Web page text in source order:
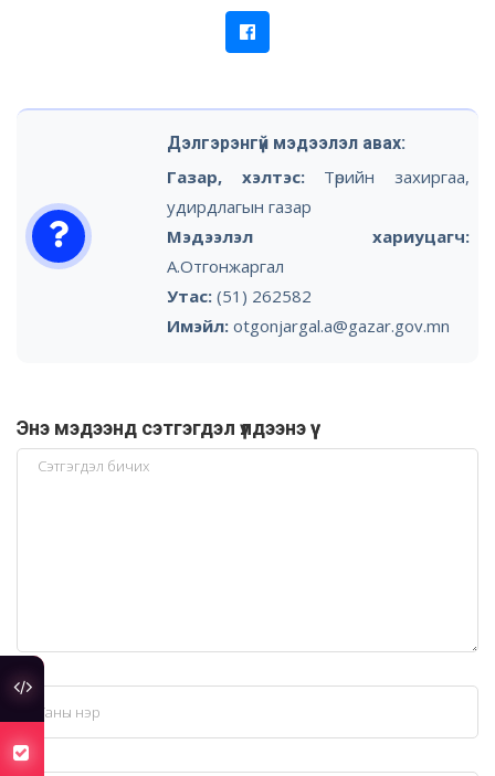
Дэлгэрэнгүй мэдээлэл авах:
Газар, хэлтэс: Төрийн захиргаа,
удирдлагын газар
Мэдээлэл хариуцагч:
А.Отгонжаргал
Утас: (51) 262582
Имэйл: otgonjargal.a@gazar.gov.mn
Энэ мэдээнд сэтгэгдэл үлдээнэ үү
туслах холбоос